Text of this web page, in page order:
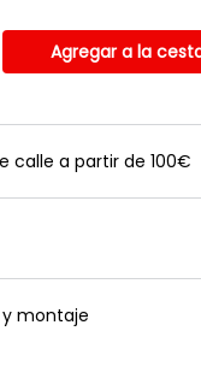
calle a partir de 100€
montaje